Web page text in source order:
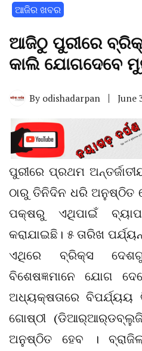
ଆଜିର ଖବର
ଆଜିଠୁ ପୁରୀରେ
କାଲି ଯୋଗଦେବେ
By odishadarpan June
ପୁରୀରେ ପ୍ରଥମ
ଠାରୁ ତିନିଦିନ ଧରି ଅନୁଷ୍ଠିତ
ପକ୍ଷରୁ ଏଥିପାଇଁ
କରାଯାଇଛି। ୫ ତାରିଖ
ଏଥିରେ ବ୍ରିକ୍ସ
ବିଶେଷଜ୍ଞମାନେ ଯୋଗ
ଅଧ୍ୟକ୍ଷତାରେ ବିପର୍ଯ୍ୟୟ
ଗୋଷ୍ଠୀ
ଅନୁଷ୍ଠିତ ହେବ ।